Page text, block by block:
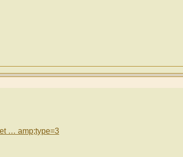
… amp;type=3